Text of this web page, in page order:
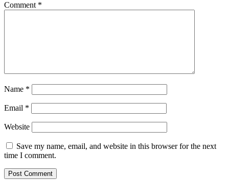
Comment *
Name *
Email *
Website
Save my name, email, and website in this browser for the next
time I comment.